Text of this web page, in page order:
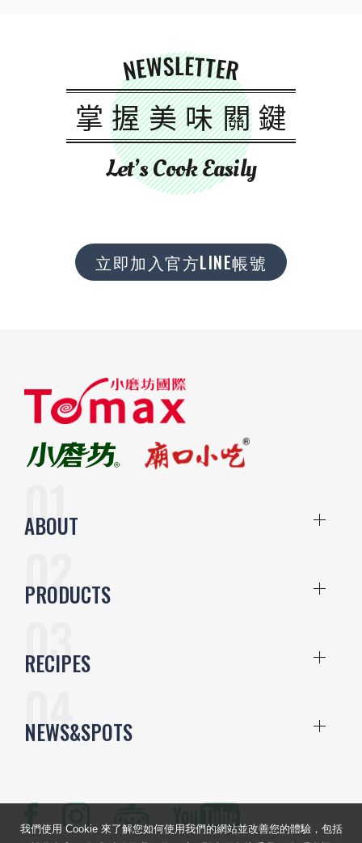
NEWSLETTER
掌握美味關鍵
Let’s Cook Easily
立即加入官方LINE帳號
ABOUT
PRODUCTS
RECIPES
NEWS&SPOTS
我們使用 Cookie 來了解您如何使用我們的網站並改善您的體驗，包括